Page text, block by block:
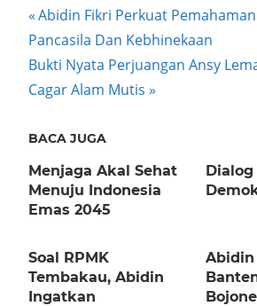
Post
navigation
Previous
Post:
Abidin Fikri Perkuat
Pancasila Dan Kebhinekaan
Next
Post:
Bukti Nyata Perjuangan Ansy
Cagar Alam Mutis
BACA JUGA
Menjaga Akal Sehat
Menuju Indonesia
Emas 2045
Soal RPMK
Tembakau, Abidin
Ingatkan